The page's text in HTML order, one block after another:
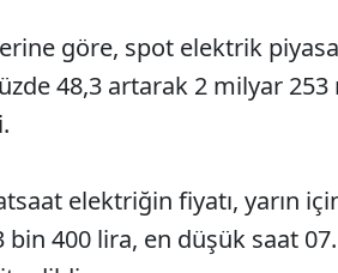
göre, spot elektrik
48,3 artarak 2 milyar 253
elektriğin fiyatı, yarın
400 lira, en düşük saat